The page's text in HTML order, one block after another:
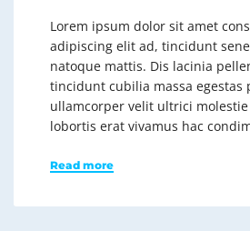
Lorem ipsum dolor sit amet
adipiscing elit ad, tincidunt
natoque mattis. Dis lacinia
tincidunt cubilia massa egestas
ullamcorper velit ultrici
lobortis erat vivamus hac
Read more